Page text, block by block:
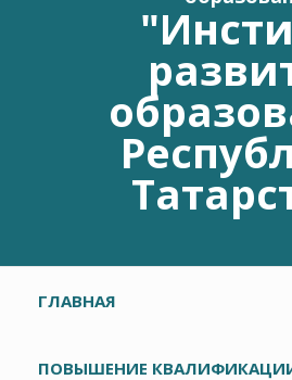
Главное меню
ГЛАВНАЯ
ПОВЫШЕНИЕ